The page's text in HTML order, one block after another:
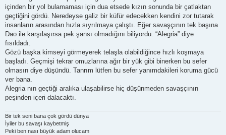
içinden bir yol bulamaması için dua etsede kızın sonunda bir çatlaktan
geçtiğini gördü. Neredeyse galiz bir küfür edecekken kendini zor tutarak
insanların arasından hızla sıyrılmaya çalıştı. Eğer savaşçının tek başına
Dao ile karşılaşırsa pek şansı olmadığını biliyordu. “Alegria” diye
fısıldadı.
Gözü başka kimseyi görmeyerek telaşla olabildiğince hızlı koşmaya
başladı. Geçmişi tekrar omuzlarına ağır bir yük gibi binerken bu sefer
olmasın diye düşündü. Tanrım lütfen bu sefer yanımdakileri koruma gücü
ver bana.
Alegria nın geçtiği aralıka ulaşabilirse hiç düşünmeden savaşçının
peşinden içeri dalacaktı.
Bir tek seni bana çok gördü dünya
İyiler bu savaşı kaybetmiş
Peki ben nası büyük adam olucam